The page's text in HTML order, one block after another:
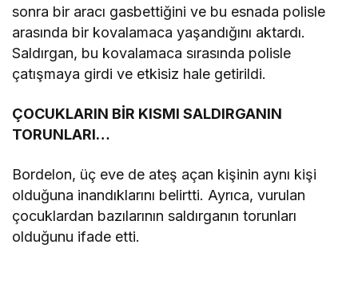
sonra bir aracı gasbettiğini ve bu esnada polisle
arasında bir kovalamaca yaşandığını aktardı.
Saldırgan, bu kovalamaca sırasında polisle
çatışmaya girdi ve etkisiz hale getirildi.
ÇOCUKLARIN BİR KISMI SALDIRGANIN
TORUNLARI…
Bordelon, üç eve de ateş açan kişinin aynı kişi
olduğuna inandıklarını belirtti. Ayrıca, vurulan
çocuklardan bazılarının saldırganın torunları
olduğunu ifade etti.